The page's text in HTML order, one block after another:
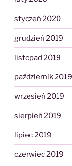
styczeń 2020
grudzień 2019
listopad 2019
październik 2019
wrzesień 2019
sierpień 2019
lipiec 2019
czerwiec 2019